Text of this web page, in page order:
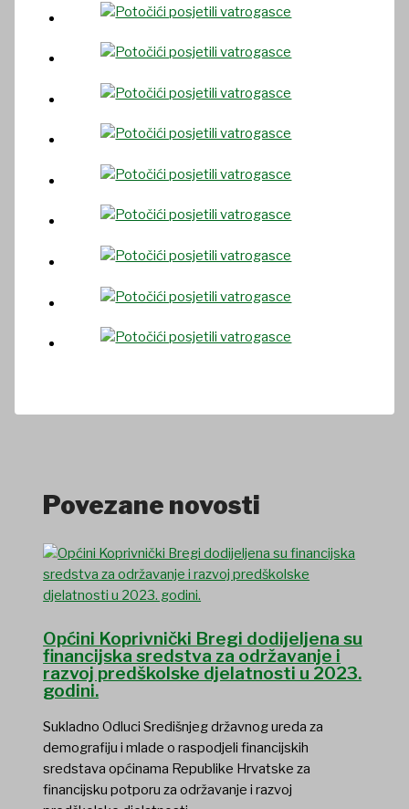
Povezane novosti
Općini Koprivnički Bregi dodijeljena su
financijska sredstva za održavanje i
razvoj predškolske djelatnosti u 2023.
godini.
Sukladno Odluci Središnjeg državnog ureda za
demografiju i mlade o raspodjeli financijskih
sredstava općinama Republike Hrvatske za
financijsku potporu za održavanje i razvoj